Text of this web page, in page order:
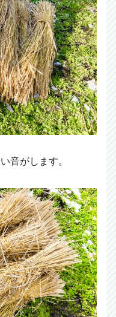
音がします。